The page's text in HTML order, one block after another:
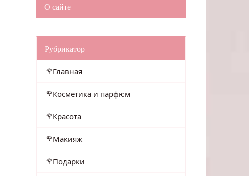
О сайте
Рубрикатор
Главная
Косметика и парфюм
Красота
Макияж
Подарки